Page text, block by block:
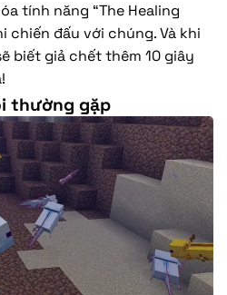
tính năng “The Healing
chiến đấu với chúng. Và khi
biết giả chết thêm 10 giây
thường gặp